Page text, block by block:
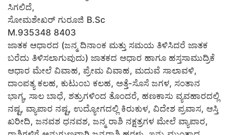
ಸಿಗಲಿದೆ,
ಸೋಮಶೇಖರ್ ಗುರೂಜಿ B.Sc
M.935348 8403
ಜಾತಕ ಆಧಾರದ (ಜನ್ಮ ದಿನಾಂಕ ಮತ್ತು ಸಮಯ ತಿಳಿಸಿದರೆ ಜಾತಕ
ಬರೆದು ತಿಳಿಸಲಾಗುವುದು) ಜಾತಕದ ಆಧಾರ ಹಾಗೂ ಹಸ್ತಸಾಮುದ್ರಿಕೆ
ಆಧಾರ ಮೇಲೆ ವಿವಾಹ, ಪ್ರೇಮ ವಿವಾಹ, ಮದುವೆ ಸಾಲಾವಳಿ,
ದಾಂಪತ್ಯ ಕಲಹ, ಕುಟುಂಬ ಕಲಹ, ಅತ್ತೆ-ಸೊಸೆ ಜಗಳ, ಸಂತಾನ
ಭಾಗ್ಯ, ಸಾಲ ಬಾಧೆ, ಶತ್ರುಗಳಿಂದ ತೊಂದರೆ, ಹಣಕಾಸು ವ್ಯವಹಾರದಲ್ಲಿ
ನಷ್ಟ, ವ್ಯಾಪಾರ ನಷ್ಟ, ಉದ್ಯೋಗದಲ್ಲಿ ಕಿರುಕುಳ, ವಿದೇಶ ಪ್ರವಾಸ, ಆಸ್ತಿ
ಖರೀದಿ, ಜನವಶ ಧನವಶ, ಜನ್ಮ ರಾಶಿ ನಕ್ಷತ್ರಗಳ ಮೇಲೆ ವ್ಯಾಪಾರ,